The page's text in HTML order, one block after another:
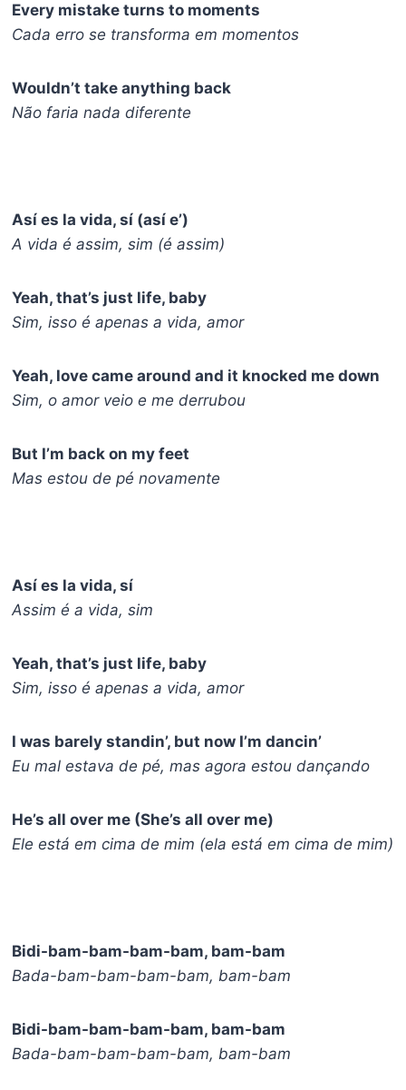
Every mistake turns to moments
Cada erro se transforma em momentos
Wouldn’t take anything back
Não faria nada diferente
Así es la vida, sí (así e’)
A vida é assim, sim (é assim)
Yeah, that’s just life, baby
Sim, isso é apenas a vida, amor
Yeah, love came around and it knocked me down
Sim, o amor veio e me derrubou
But I’m back on my feet
Mas estou de pé novamente
Así es la vida, sí
Assim é a vida, sim
Yeah, that’s just life, baby
Sim, isso é apenas a vida, amor
I was barely standin’, but now I’m dancin’
Eu mal estava de pé, mas agora estou dançando
He’s all over me (She’s all over me)
Ele está em cima de mim (ela está em cima de mim)
Bidi-bam-bam-bam-bam, bam-bam
Bada-bam-bam-bam-bam, bam-bam
Bidi-bam-bam-bam-bam, bam-bam
Bada-bam-bam-bam-bam, bam-bam